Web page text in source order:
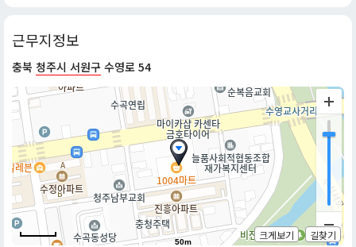
근무지정보
충북 청주시 서원구 수영로 54
50m
크게보기 길찾기